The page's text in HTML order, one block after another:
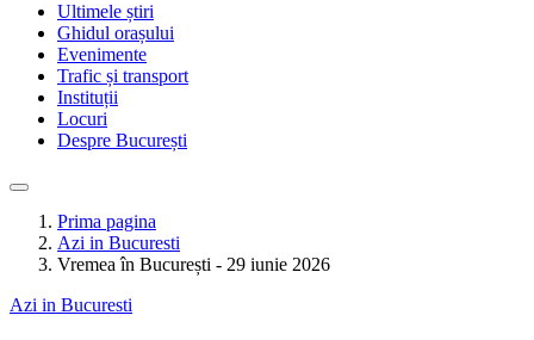
Ultimele știri
Ghidul orașului
Evenimente
Trafic și transport
Instituții
Locuri
Despre București
Prima pagina
Azi in Bucuresti
Vremea în București - 29 iunie 2026
Azi in Bucuresti